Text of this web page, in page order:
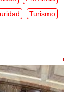
Turismo